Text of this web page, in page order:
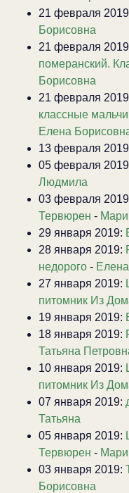
21 февраля
Борисовна
21 февраля
померанский.
Борисовна
21 февраля
классные
Елена
13 февраля
05 февраля
Людмила
03 февраля
Тервюрен -
29 января 2019:
28 января 2019:
недорого -
27 января 2019:
питомник Из
19 января 2019:
18 января 2019:
Татьяна
10 января 2019:
питомник Из
07 января 2019:
Татьяна
05 января 2019:
Тервюрен -
03 января 2019:
Борисовна